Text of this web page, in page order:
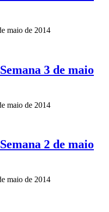
maio de 2014
3 de maio
maio de 2014
2 de maio
maio de 2014